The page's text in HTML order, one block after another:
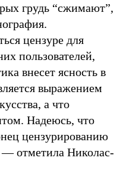
грудь “сжимают”,
цензуре для
пользователей,
внесет ясность в
выражением
а что
Надеюсь, что
цензурированию
отметила Николас-